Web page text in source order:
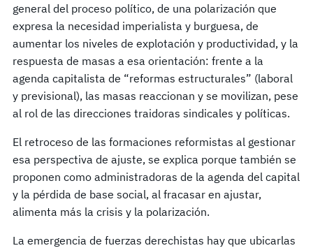
general del proceso político, de una polarización que
expresa la necesidad imperialista y burguesa, de
aumentar los niveles de explotación y productividad, y la
respuesta de masas a esa orientación: frente a la
agenda capitalista de “reformas estructurales” (laboral
y previsional), las masas reaccionan y se movilizan, pese
al rol de las direcciones traidoras sindicales y políticas.
El retroceso de las formaciones reformistas al gestionar
esa perspectiva de ajuste, se explica porque también se
proponen como administradoras de la agenda del capital
y la pérdida de base social, al fracasar en ajustar,
alimenta más la crisis y la polarización.
La emergencia de fuerzas derechistas hay que ubicarlas